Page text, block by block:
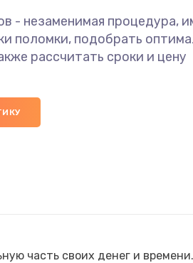
- незаменимая процедура,
поломки, подобрать
рассчитать сроки и цену
часть своих денег и